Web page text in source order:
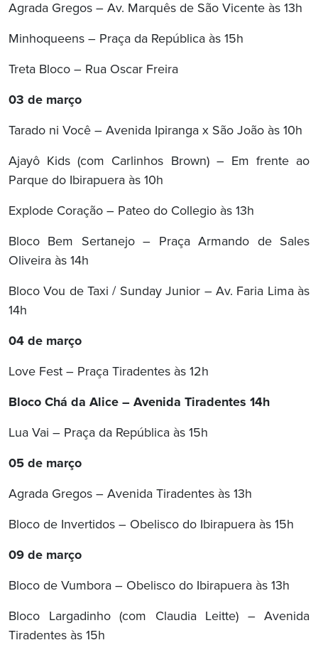
Agrada Gregos – Av. Marquês de São Vicente às 13h
Minhoqueens – Praça da República às 15h
Treta Bloco – Rua Oscar Freira
03 de março
Tarado ni Você – Avenida Ipiranga x São João às 10h
Ajayô Kids (com Carlinhos Brown) – Em frente ao
Parque do Ibirapuera às 10h
Explode Coração – Pateo do Collegio às 13h
Bloco Bem Sertanejo – Praça Armando de Sales
Oliveira às 14h
Bloco Vou de Taxi / Sunday Junior – Av. Faria Lima às
14h
04 de março
Love Fest – Praça Tiradentes às 12h
Bloco Chá da Alice – Avenida Tiradentes 14h
Lua Vai – Praça da República às 15h
05 de março
Agrada Gregos – Avenida Tiradentes às 13h
Bloco de Invertidos – Obelisco do Ibirapuera às 15h
09 de março
Bloco de Vumbora – Obelisco do Ibirapuera às 13h
Bloco Largadinho (com Claudia Leitte) – Avenida
Tiradentes às 15h